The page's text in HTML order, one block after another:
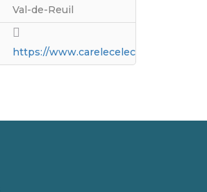
Val-de-Reuil
https://www.carelecelectricite.fr/